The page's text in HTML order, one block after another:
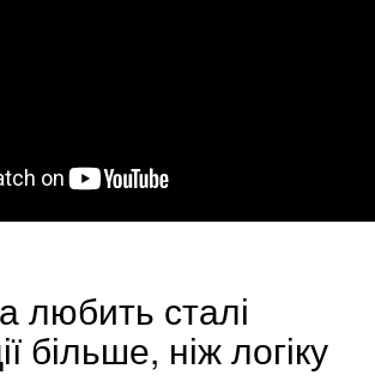
любить сталі
більше, ніж логіку